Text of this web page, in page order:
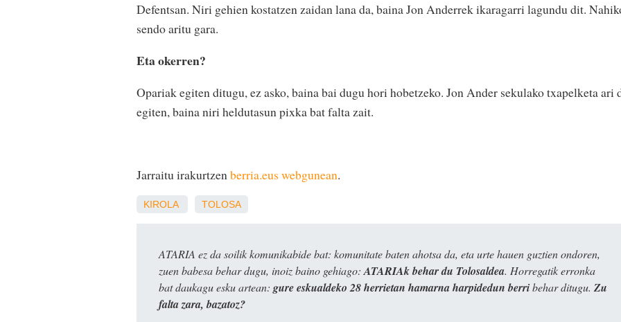
Defentsan. Niri gehien kostatzen zaidan lana da, baina Jon Anderrek ikaragarri lagundu dit.
sendo aritu gara.
Eta okerren?
Opariak egiten ditugu, ez asko, baina bai dugu hori hobetzeko. Jon Ander sekulako txapelketa ari
egiten, baina niri heldutasun pixka bat falta zait.
Jarraitu irakurtzen berria.eus webgunean.
KIROLA TOLOSA
ATARIA ez da soilik komunikabide bat: komunitate baten ahotsa da, eta urte hauen guztien ondoren,
zuen babesa behar dugu, inoiz baino gehiago:ATARIAk behar du Tolosaldea. Horregatik erronka
bat daukagu esku artean: gure eskualdeko 28 herrietan hamarna harpidedun berribehar ditugu. Zu
falta zara, bazatoz?